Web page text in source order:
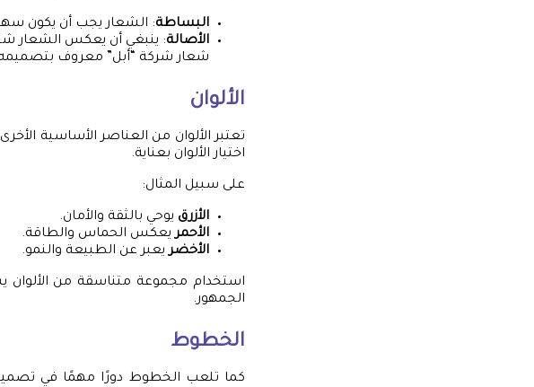
البساطة: الشعار يجب أن يكون
الأصالة: ينبغي أن يعكس الشعار
شعار شركة “أبل” معروف بتصميمه
الألوان
تعتبر الألوان من العناصر الأساسية
اختيار الألوان بعناية.
على سبيل المثال:
الأزرق يوحي بالثقة والأمان.
الأحمريعكس الحماس والطاقة.
الأخضريعبر عن الطبيعة والنمو.
استخدام مجموعة متناسقة من الألوان
الجمهور.
الخطوط
كما تلعب الخطوط دورًا مهمًا في تصميم